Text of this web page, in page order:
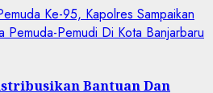
Bantuan Dan